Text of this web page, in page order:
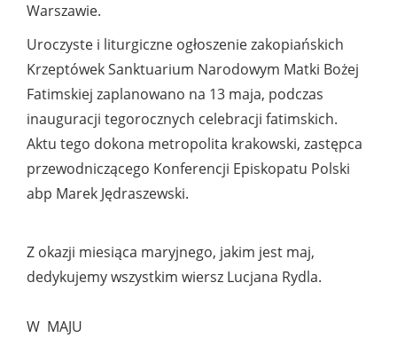
Warszawie.
Uroczyste i liturgiczne ogłoszenie zakopiańskich
Krzeptówek Sanktuarium Narodowym Matki Bożej
Fatimskiej zaplanowano na 13 maja, podczas
inauguracji tegorocznych celebracji fatimskich.
Aktu tego dokona metropolita krakowski, zastępca
przewodniczącego Konferencji Episkopatu Polski
abp Marek Jędraszewski.
Z okazji miesiąca maryjnego, jakim jest maj,
dedykujemy wszystkim wiersz Lucjana Rydla.
W MAJU